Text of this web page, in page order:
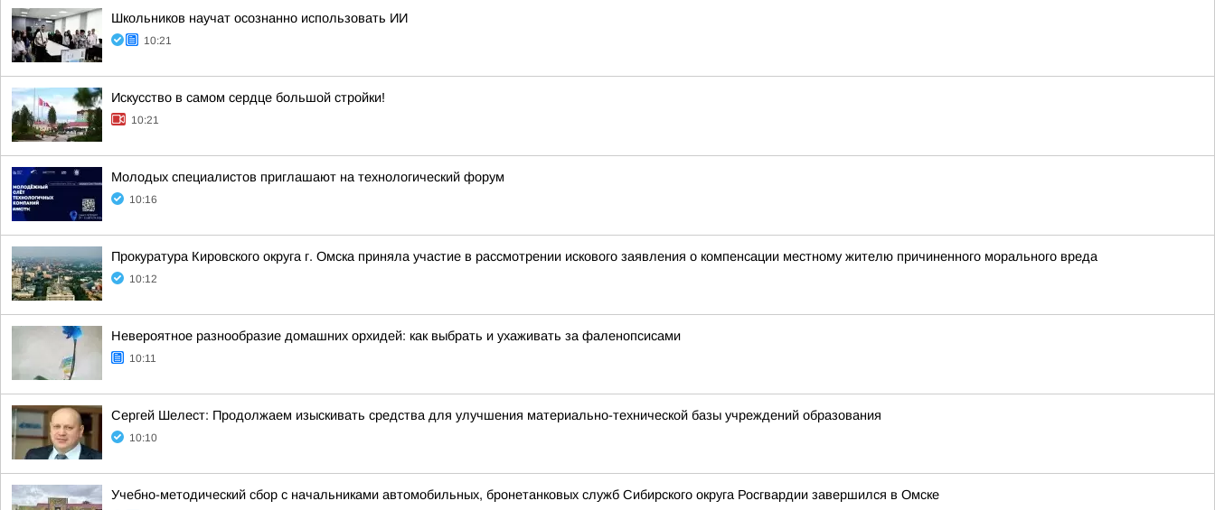
Школьников научат осознанно использовать ИИ
10:21
Искусство в самом сердце большой стройки!
10:21
Молодых специалистов приглашают на технологический форум
10:16
Прокуратура Кировского округа г. Омска приняла участие в рассмотрении искового заявления о компенсации местному жителю причиненного морального вреда
10:12
Невероятное разнообразие домашних орхидей: как выбрать и ухаживать за фаленопсисами
10:11
Сергей Шелест: Продолжаем изыскивать средства для улучшения материально-технической базы учреждений образования
10:10
Учебно-методический сбор с начальниками автомобильных, бронетанковых служб Сибирского округа Росгвардии завершился в Омске